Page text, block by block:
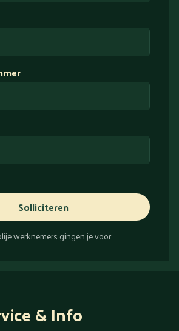
Solliciteren
werknemers gingen je voor
& Info